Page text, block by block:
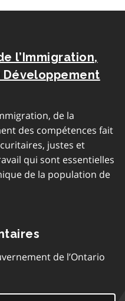
l’Immigration,
de la
des compétences fait
justes et
qui sont essentielles
de la population de
de l’Ontario